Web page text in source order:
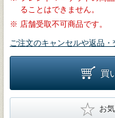
ることはできません。
※ 店舗受取不可商品です。
ご注文のキャンセルや返品
買
★ お